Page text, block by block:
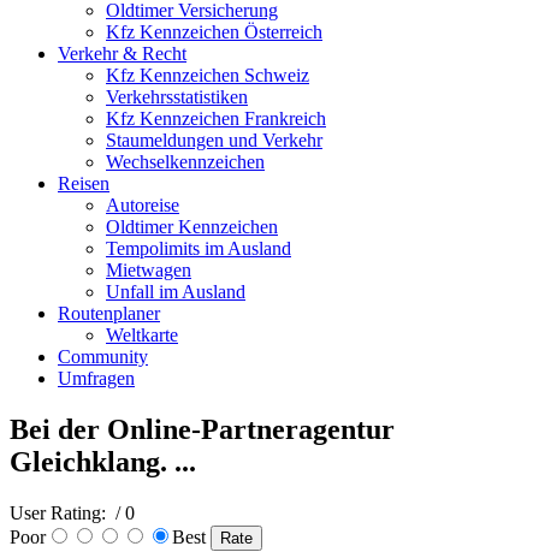
Oldtimer Versicherung
Kfz Kennzeichen Österreich
Verkehr & Recht
Kfz Kennzeichen Schweiz
Verkehrsstatistiken
Kfz Kennzeichen Frankreich
Staumeldungen und Verkehr
Wechselkennzeichen
Reisen
Autoreise
Oldtimer Kennzeichen
Tempolimits im Ausland
Mietwagen
Unfall im Ausland
Routenplaner
Weltkarte
Community
Umfragen
Bei der Online-Partneragentur
Gleichklang. ...
User Rating: / 0
Poor
Best